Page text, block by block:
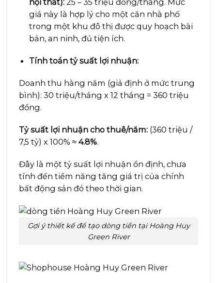
giá này là hợp lý cho một căn nhà phố
trong một khu đô thị được quy hoạch bài
bản, an ninh, đủ tiện ích.
Tính toán tỷ suất lợi nhuận:
Doanh thu hàng năm (giả định ở mức trung
bình): 30 triệu/tháng x 12 tháng = 360 triệu
đồng.
Tỷ suất lợi nhuận cho thuê/năm: (360 triệu /
7,5 tỷ) x 100% ≈4.8%.
Đây là một tỷ suất lợi nhuận ổn định, chưa
tính đến tiềm năng tăng giá trị của chính
bất động sản đó theo thời gian.
Gợi ý thiết kế để tạo dòng tiền tại Hoàng Huy
Green River